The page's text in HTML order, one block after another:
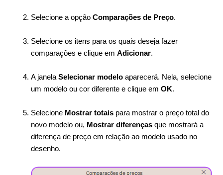
Selecione a opçãoComparações de Preço.
Selecione os itens para os quais deseja fazer
comparações e clique emAdicionar.
A janelaSelecionar modelo aparecerá. Nela, selecione
um modelo ou cor diferente e clique emOK.
Selecione Mostrar totais para mostrar o preço total do
novo modelo ou, Mostrar diferenças que mostrará a
diferença de preço em relação ao modelo usado no
desenho.